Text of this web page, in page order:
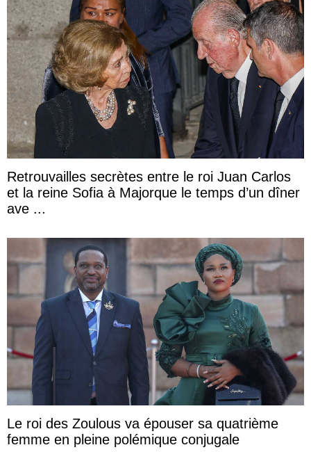
Retrouvailles secrètes entre le roi Juan Carlos
et la reine Sofia à Majorque le temps d’un dîner
ave ...
Le roi des Zoulous va épouser sa quatrième
femme en pleine polémique conjugale